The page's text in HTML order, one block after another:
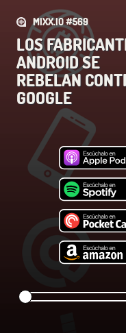
MIXX.IO #569
LOS
ANDROID SE
REBELAN
GOOGLE